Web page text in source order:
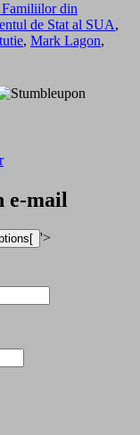
din
de Stat al SUA,
, Mark Lagon,
e-mail
'>